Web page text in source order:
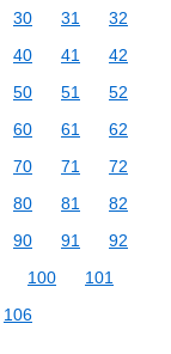
30 31
32
40 41
42
50 51
52
60 61
62
70 71
72
80 81
82
90 91
92
100
101
106